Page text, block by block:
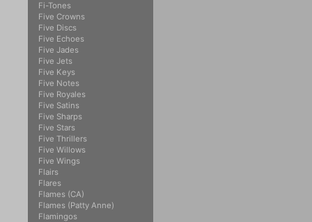
Fi-Tones
Five Crowns
Five Discs
Five Echoes
Five Jades
Five Jets
Five Keys
Five Notes
Five Royales
Five Satins
Five Sharps
Five Stars
Five Thrillers
Five Willows
Five Wings
Flairs
Flares
Flames (CA)
Flames (Patty Anne)
Flamingos